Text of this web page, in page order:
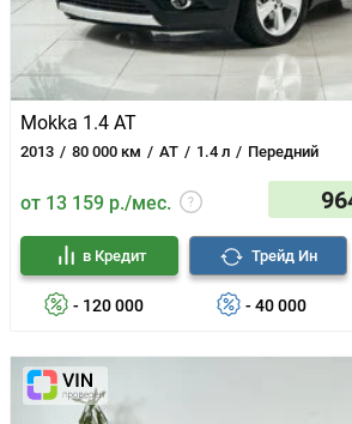
Mokka 1.4 AT
2013 80 000 км AT 1.4 л Передний
от 13 159 р./мес.
- 120 000
в Кредит
- 40 000
Трейд Ин